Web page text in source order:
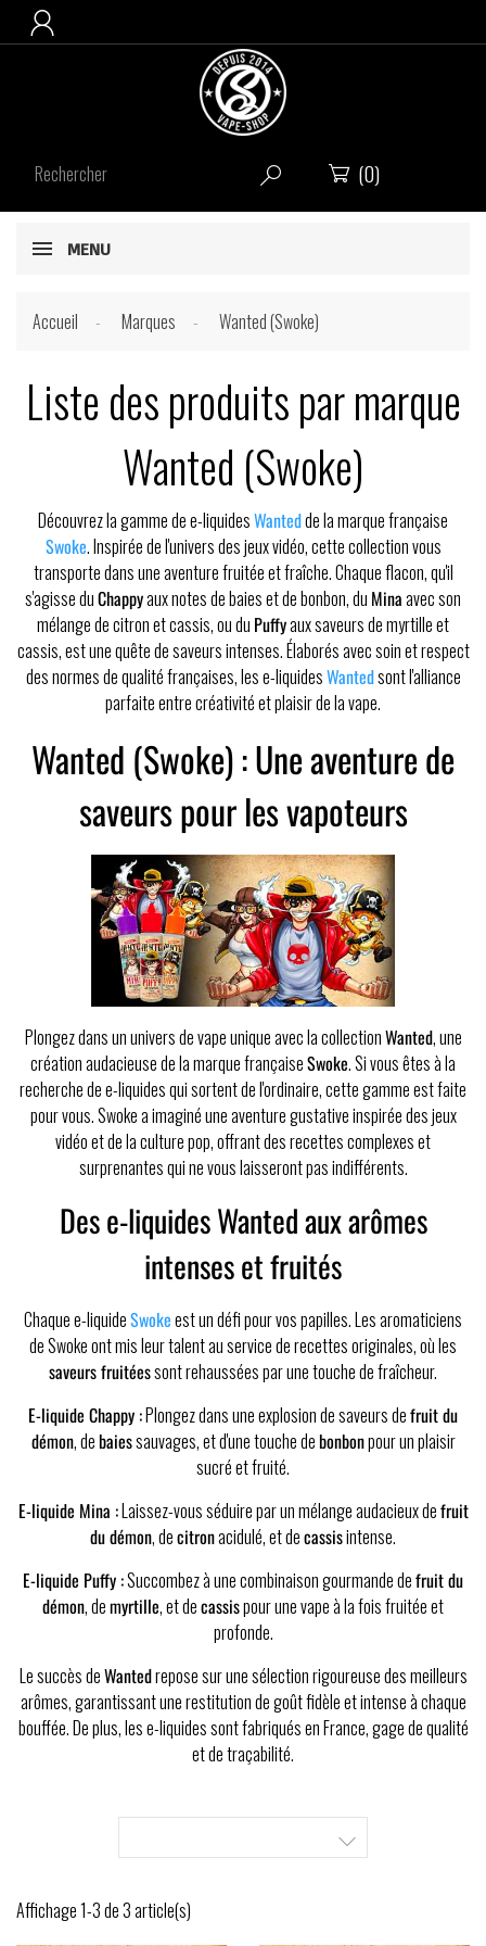

  (0)
MENU
Accueil Marques Wanted (Swoke)
Liste des produits par marque
Wanted (Swoke)
Découvrez la gamme de e-liquidesWantedde la marque française
Swoke. Inspirée de l'univers des jeux vidéo, cette collection vous
transporte dans une aventure fruitée et fraîche. Chaque flacon, qu'il
s'agisse duChappyaux notes de baies et de bonbon, du Minaavec son
mélange de citron et cassis, ou du Puffyaux saveurs de myrtille et
cassis, est une quête de saveurs intenses. Élaborés avec soin et respect
des normes de qualité françaises, les e-liquidesWantedsont l'alliance
parfaite entre créativité et plaisir de la vape.
Wanted (Swoke) : Une aventure de
saveurs pour les vapoteurs
Plongez dans un univers de vape unique avec la collectionWanted, une
création audacieuse de la marque françaiseSwoke. Si vous êtes à la
recherche de e-liquides qui sortent de l'ordinaire, cette gamme est faite
pour vous. Swoke a imaginé une aventure gustative inspirée des jeux
vidéo et de la culture pop, offrant des recettes complexes et
surprenantes qui ne vous laisseront pas indifférents.
Des e-liquides Wanted aux arômes
intenses et fruités
Chaque e-liquideSwokeest un défi pour vos papilles. Les aromaticiens
de Swoke ont mis leur talent au service de recettes originales, où les
saveurs fruitéessont rehaussées par une touche de fraîcheur.
E-liquide Chappy :Plongez dans une explosion de saveurs defruit du
démon, debaiessauvages, et d'une touche debonbonpour un plaisir
sucré et fruité.
E-liquide Mina :Laissez-vous séduire par un mélange audacieux defruit
du démon, decitronacidulé, et decassisintense.
E-liquide Puffy :Succombez à une combinaison gourmande defruit du
démon, demyrtille, et decassispour une vape à la fois fruitée et
profonde.
Le succès deWantedrepose sur une sélection rigoureuse des meilleurs
arômes, garantissant une restitution de goût fidèle et intense à chaque
bouffée. De plus, les e-liquides sont fabriqués en France, gage de qualité
et de traçabilité.

Affichage 1-3 de 3 article(s)